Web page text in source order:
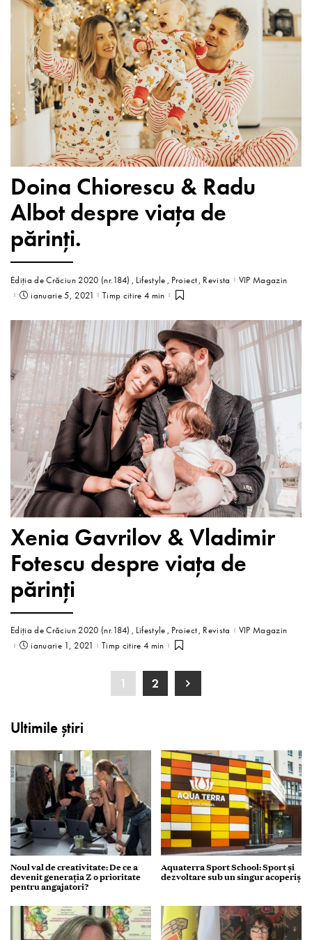
Doina Chiorescu & Radu
Albot despre viața de
părinți.
Ediția de Crăciun 2020 (nr.184) Lifestyle Proiect Revista
VIP Magazin
ianuarie 5, 2021
Timp citire 4 min
Xenia Gavrilov & Vladimir
Fotescu despre viața de
părinți
Ediția de Crăciun 2020 (nr.184) Lifestyle Proiect Revista
VIP Magazin
ianuarie 1, 2021
Timp citire 4 min
1 2
Ultimile știri
Noul val de creativitate: De ce a
devenit generația Z o prioritate
pentru angajatori?
Aquaterra Sport School: Sport și
dezvoltare sub un singur acoperiș